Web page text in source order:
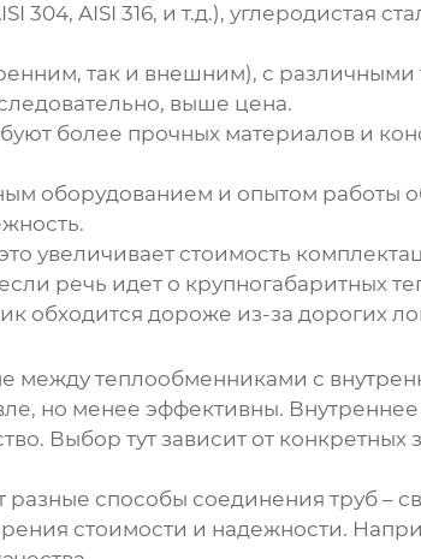
AISI 316, и т.д.), углеродистая
так и внешним), с различными
выше цена.
более прочных материалов и
оборудованием и опытом работы
увеличивает стоимость
речь идет о крупногабаритных
дороже из-за дорогих
между теплообменниками с
но менее эффективны.
Выбор тут зависит от конкретных
способы соединения труб –
стоимости и надежности.